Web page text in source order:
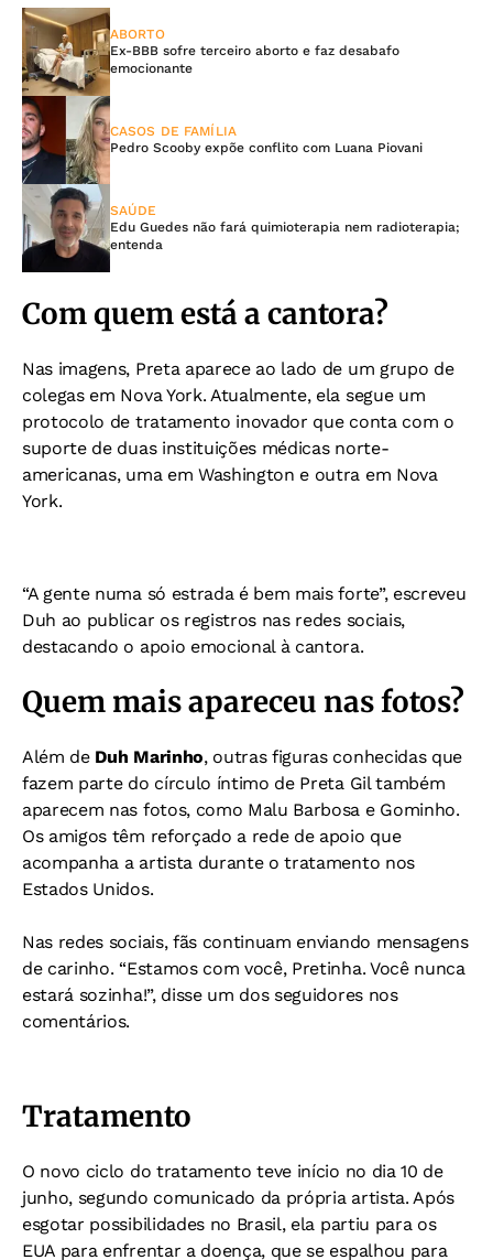
ABORTO
Ex-BBB sofre terceiro aborto e faz desabafo
emocionante
CASOS DE FAMÍLIA
Pedro Scooby expõe conflito com Luana Piovani
SAÚDE
Edu Guedes não fará quimioterapia nem radioterapia;
entenda
Com quem está a cantora?
Nas imagens, Preta aparece ao lado de um grupo de
colegas em Nova York. Atualmente, ela segue um
protocolo de tratamento inovador que conta com o
suporte de duas instituições médicas norte-
americanas, uma em Washington e outra em Nova
York.
“A gente numa só estrada é bem mais forte”, escreveu
Duh ao publicar os registros nas redes sociais,
destacando o apoio emocional à cantora.
Quem mais apareceu nas fotos?
Além de Duh Marinho, outras figuras conhecidas que
fazem parte do círculo íntimo de Preta Gil também
aparecem nas fotos, como Malu Barbosa e Gominho.
Os amigos têm reforçado a rede de apoio que
acompanha a artista durante o tratamento nos
Estados Unidos.
Nas redes sociais, fãs continuam enviando mensagens
de carinho. “Estamos com você, Pretinha. Você nunca
estará sozinha!”, disse um dos seguidores nos
comentários.
Tratamento
O novo ciclo do tratamento teve início no dia 10 de
junho, segundo comunicado da própria artista. Após
esgotar possibilidades no Brasil, ela partiu para os
EUA para enfrentar a doença, que se espalhou para